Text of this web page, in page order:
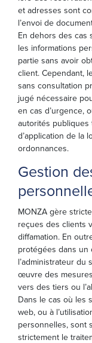
et adresses sont
l’envoi de
En dehors des cas
les informations
partie sans avoir
client. Cependant,
sans consultation
jugé nécessaire
en cas d’urgence,
autorités publiques
d’application de la
ordonnances.
Gestion
MONZA gère
reçues des clients
diffamation. En
protégées dans un
l’administrateur du
œuvre des
vers des tiers ou
Dans le cas où les
web, ou à
personnelles, sont
strictement le